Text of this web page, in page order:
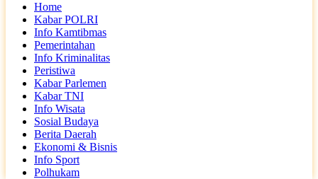
Home
Kabar POLRI
Info Kamtibmas
Pemerintahan
Info Kriminalitas
Peristiwa
Kabar Parlemen
Kabar TNI
Info Wisata
Sosial Budaya
Berita Daerah
Ekonomi & Bisnis
Info Sport
Polhukam